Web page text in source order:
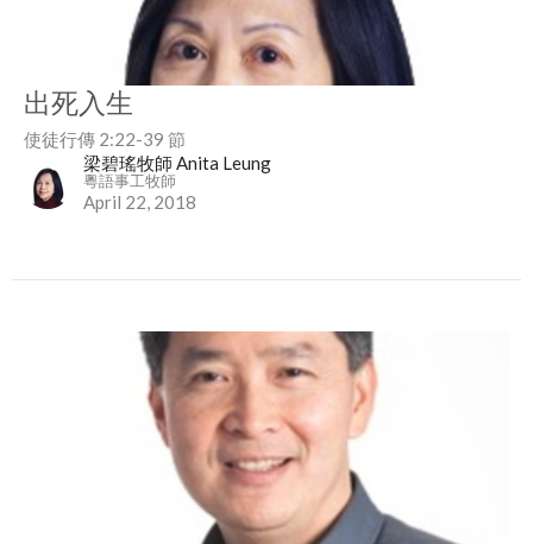
出死入生
使徒行傳 2:22-39 節
梁碧瑤牧師 Anita Leung
粵語事工牧師
April 22, 2018